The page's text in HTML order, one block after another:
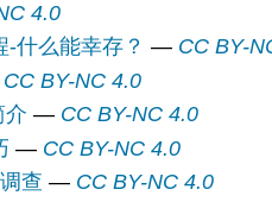
4.0
什么能幸存？ — CC BY-
CC BY-NC 4.0
介 — CC BY-NC 4.0
— CC BY-NC 4.0
查 — CC BY-NC 4.0